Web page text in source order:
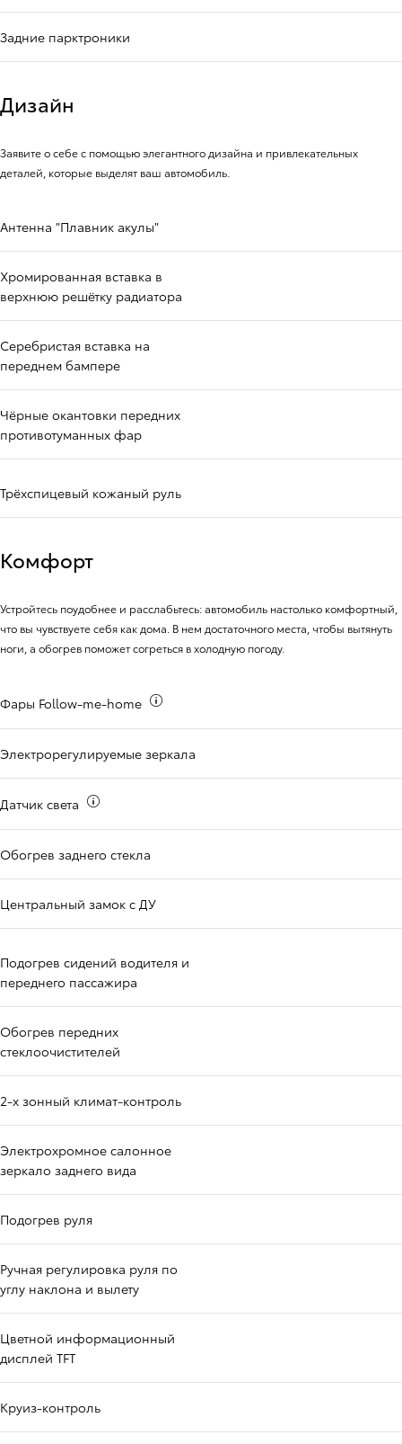
Задние парктроники
Дизайн
Заявите о себе с помощью элегантного дизайна и привлекательных
деталей, которые выделят ваш автомобиль.
Антенна "Плавник акулы"
Хромированная вставка в
верхнюю решётку радиатора
Серебристая вставка на
переднем бампере
Чёрные окантовки передних
противотуманных фар
Трёхспицевый кожаный руль
Комфорт
Устройтесь поудобнее и расслабьтесь: автомобиль настолько комфортный,
что вы чувствуете себя как дома. В нем достаточного места, чтобы вытянуть
ноги, а обогрев поможет согреться в холодную погоду.
Фары Follow-me-home
Электрорегулируемые зеркала
Датчик света
Обогрев заднего стекла
Центральный замок с ДУ
Подогрев сидений водителя и
переднего пассажира
Обогрев передних
стеклоочистителей
2-х зонный климат-контроль
Электрохромное салонное
зеркало заднего вида
Подогрев руля
Ручная регулировка руля по
углу наклона и вылету
Цветной информационный
дисплей TFT
Круиз-контроль